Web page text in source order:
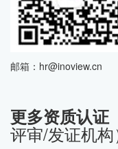
邮箱：hr@inoview.cn
更多资质认证
评审/发证机构